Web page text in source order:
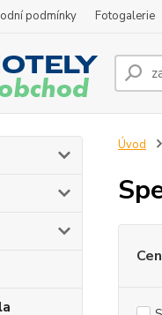
podmínky Fotogalerie
Úvod